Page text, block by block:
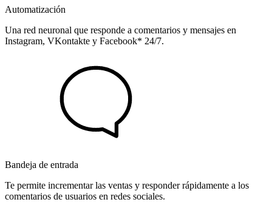
Automatización
Una red neuronal que responde a comentarios y mensajes en
Instagram, VKontakte y Facebook* 24/7.
Bandeja de entrada
Te permite incrementar las ventas y responder rápidamente a los
comentarios de usuarios en redes sociales.